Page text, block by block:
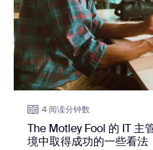
4 阅读分钟数
The Motley Fool 的 IT 主
境中取得成功的一些看法